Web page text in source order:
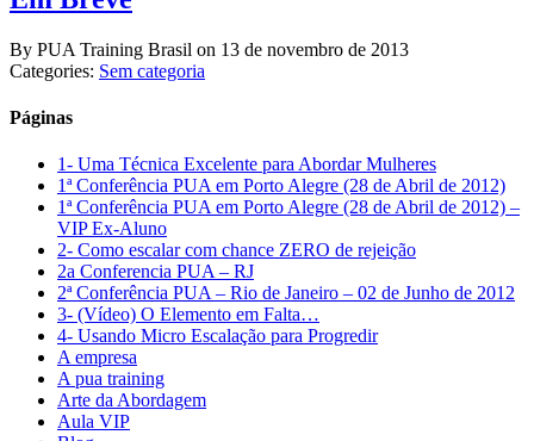
By PUA Training Brasil on 13 de novembro de 2013
Categories: Sem categoria
Páginas
1- Uma Técnica Excelente para Abordar Mulheres
1ª Conferência PUA em Porto Alegre (28 de Abril de 2012)
1ª Conferência PUA em Porto Alegre (28 de Abril de 2012) –
VIP Ex-Aluno
2- Como escalar com chance ZERO de rejeição
2a Conferencia PUA – RJ
2ª Conferência PUA – Rio de Janeiro – 02 de Junho de 2012
3- (Vídeo) O Elemento em Falta…
4- Usando Micro Escalação para Progredir
A empresa
A pua training
Arte da Abordagem
Aula VIP